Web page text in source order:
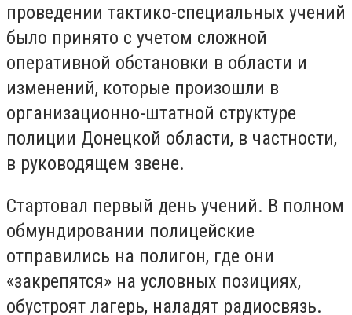
проведении тактико-специальных учений
было принято с учетом сложной
оперативной обстановки в области и
изменений, которые произошли в
организационно-штатной структуре
полиции Донецкой области, в частности,
в руководящем звене.
Стартовал первый день учений. В полном
обмундировании полицейские
отправились на полигон, где они
«закрепятся» на условных позициях,
обустроят лагерь, наладят радиосвязь.